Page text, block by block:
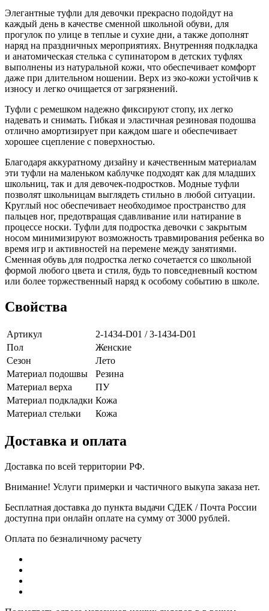
Элегантные туфли для девочки прекрасно подойдут на
каждый день в качестве сменной школьной обуви, для
прогулок по улице в теплые и сухие дни, а также дополнят
наряд на праздничных мероприятиях. Внутренняя подкладка
и анатомическая стелька с супинатором в детских туфлях
выполнены из натуральной кожи, что обеспечивает комфорт
даже при длительном ношении. Верх из эко-кожи устойчив к
износу и легко очищается от загрязнений.
Туфли с ремешком надежно фиксируют стопу, их легко
надевать и снимать. Гибкая и эластичная резиновая подошва
отлично амортизирует при каждом шаге и обеспечивает
хорошее сцепление с поверхностью.
Благодаря аккуратному дизайну и качественным материалам
эти туфли на маленьком каблучке подходят как для младших
школьниц, так и для девочек-подростков. Модные туфли
позволят школьницам выглядеть стильно в любой ситуации.
Круглый нос обеспечивает необходимое пространство для
пальцев ног, предотвращая сдавливание или натирание в
процессе носки. Туфли для подростка девочки с закрытым
носом минимизируют возможность травмирования ребенка во
время игр и активностей на перемене между занятиями.
Сменная обувь для подростка легко сочетается со школьной
формой любого цвета и стиля, будь то повседневный костюм
или более торжественный наряд к особому событию в школе.
Свойства
Артикул
2-1434-D01 / 3-1434-D01
Пол
Женские
Сезон
Лето
Материал подошвы
Резина
Материал верха
ПУ
Материал подкладки Кожа
Материал стельки
Кожа
Доставка и оплата
Доставка по всей территории РФ.
Внимание! Услуги примерки и частичного выкупа заказа нет.
Бесплатная доставка до пункта выдачи СДЕК / Почта России
доступна при онлайн оплате на сумму от 3000 рублей.
Оплата по безналичному расчету